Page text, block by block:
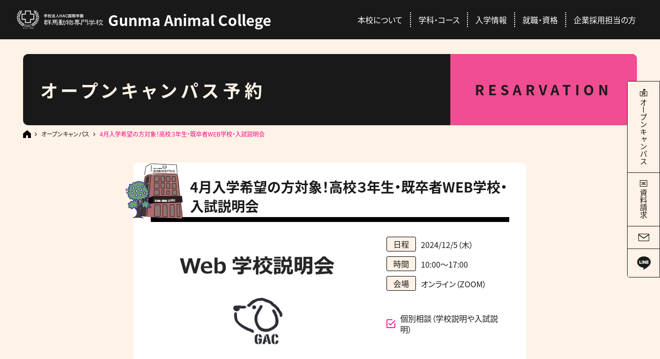
Gunma Animal College 本校について
ABOUT US
本校の特徴
先輩が感じる本校の魅力
4つのキャンパス
GAC Report
学科・コース
COURSES
動物総合学科
ドッグトレーナー
どのコースを選んでも
パートナー犬制度
入学情報
ENTRANCE EXAMINATION INFORMATION
AO入試
募集概要・学費・入学サポート
Q&A
全国出身校
就職・資格
CERTIFICATION / SEEK EMPLYMENT
資格取得
国際ペット団体との連携
企業採用担当の方
オープンキャンパス
資料請求
オープンキャンパス予約 RESARVATION
オープンキャンパス 4月入学希望の方対象！高校３年生・既卒者WEB学校・入試説明会
4月入学希望の方対象！高校３年生・既卒者WEB学校・
入試説明会
日程
2024/12/5（木）
時間
10:00～17:00
会場
オンライン（ZOOM）
個別相談（学校説明や入試説
明）